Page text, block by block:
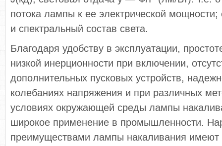
потока лампы к ее элект­рической
и спектральный состав света.
Благодаря удобству в эксплуатации,
низкой инерционности при включении,
дополнительных пусковых устройств,
колебаниях напряжения и при различных
условиях окружающей среды лампы
широкое применение в промышленности.
преимуществами лампы накаливания имеют